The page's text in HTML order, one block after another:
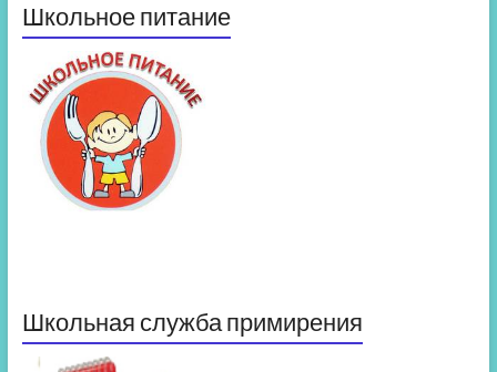
Школьное питание
Школьная служба примирения